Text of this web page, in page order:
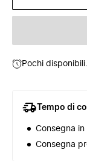
Pochi
Tempo di
Consegna
Consegna